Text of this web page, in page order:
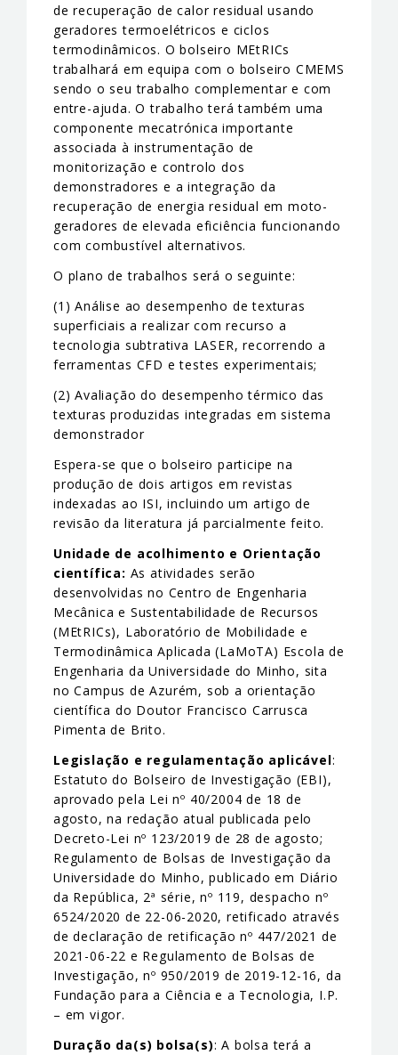
de recuperação de calor residual usando
geradores termoelétricos e ciclos
termodinâmicos. O bolseiro MEtRICs
trabalhará em equipa com o bolseiro CMEMS
sendo o seu trabalho complementar e com
entre-ajuda. O trabalho terá também uma
componente mecatrónica importante
associada à instrumentação de
monitorização e controlo dos
demonstradores e a integração da
recuperação de energia residual em moto-
geradores de elevada eficiência funcionando
com combustível alternativos.
O plano de trabalhos será o seguinte:
(1) Análise ao desempenho de texturas
superficiais a realizar com recurso a
tecnologia subtrativa LASER, recorrendo a
ferramentas CFD e testes experimentais;
(2) Avaliação do desempenho térmico das
texturas produzidas integradas em sistema
demonstrador
Espera-se que o bolseiro participe na
produção de dois artigos em revistas
indexadas ao ISI, incluindo um artigo de
revisão da literatura já parcialmente feito.
Unidade de acolhimento e Orientação
científica: As atividades serão
desenvolvidas no Centro de Engenharia
Mecânica e Sustentabilidade de Recursos
(MEtRICs), Laboratório de Mobilidade e
Termodinâmica Aplicada (LaMoTA) Escola de
Engenharia da Universidade do Minho, sita
no Campus de Azurém, sob a orientação
científica do Doutor Francisco Carrusca
Pimenta de Brito.
Legislação e regulamentação aplicável:
Estatuto do Bolseiro de Investigação (EBI),
aprovado pela Lei nº 40/2004 de 18 de
agosto, na redação atual publicada pelo
Decreto-Lei nº 123/2019 de 28 de agosto;
Regulamento de Bolsas de Investigação da
Universidade do Minho, publicado em Diário
da República, 2ª série, nº 119, despacho nº
6524/2020 de 22-06-2020, retificado através
de declaração de retificação nº 447/2021 de
2021-06-22 e Regulamento de Bolsas de
Investigação, nº 950/2019 de 2019-12-16, da
Fundação para a Ciência e a Tecnologia, I.P.
– em vigor.
Duração da(s) bolsa(s): A bolsa terá a